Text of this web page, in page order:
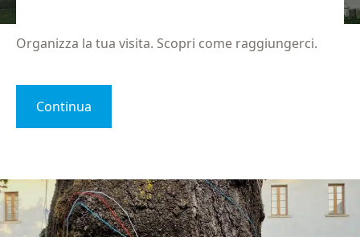
Organizza la tua visita. Scopri come raggiungerci.
Continua